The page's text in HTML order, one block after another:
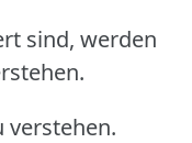
sind, werden
verstehen.